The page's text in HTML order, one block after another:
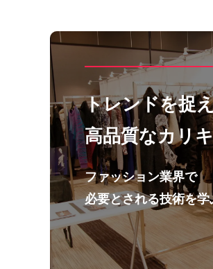
トレンドを捉
高品質なカリ
ファッション業界で
必要とされる技術を学